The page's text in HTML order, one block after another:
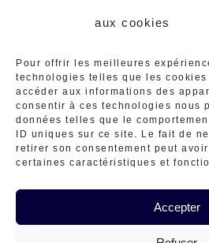
aux cookies
Pour offrir les meilleures
technologies telles que les cookies
accéder aux informations des
consentir à ces technologies nous
données telles que le
ID uniques sur ce site. Le fait de
retirer son consentement peut
certaines caractéristiques et
Accepter
S’ouvre
dans
un
S’ouvre
dans
un
Adresse :
Ambares et Lagrave
Téléphone :
0629416839
E-mail :
ateliermineraux@gmail.